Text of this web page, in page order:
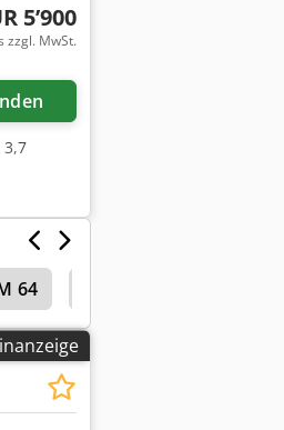
5’900
zzgl. MwSt.
3,7
64